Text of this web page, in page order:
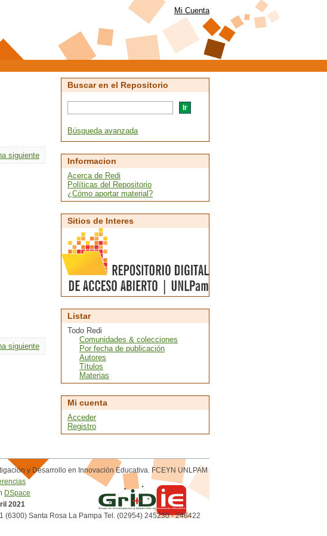
Mi Cuenta
siguiente
siguiente
Buscar en el Repositorio
Búsqueda avanzada
Informacion
Acerca de Redi
Políticas del Repositorio
¿Cómo aportar material?
Sitios de Interes
Listar
Todo Redi
Comunidades & colecciones
Por fecha de publicación
Autores
Títulos
Materias
Mi cuenta
Acceder
Registro
y Desarrollo en Innovación Educativa. FCEYN UNLPAM
DSpace
2021
(6300) Santa Rosa La Pampa Tel. (02954) 245230 - 246422